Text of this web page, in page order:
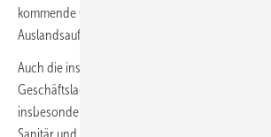
kommende Quartal günstiger aus als die
Auslandsauftragslage.
Auch die installierenden Betriebe bleiben
Geschäftslage wird zwar etwas schwächer
insbesondere der Kundendienst entwickelt sich